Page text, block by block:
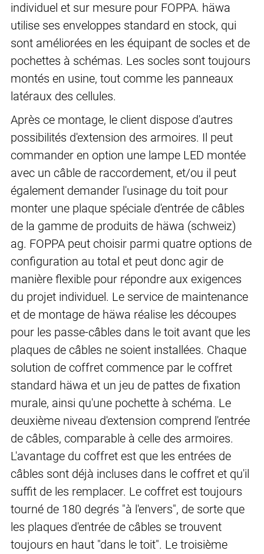
individuel et sur mesure pour FOPPA. häwa
utilise ses enveloppes standard en stock, qui
sont améliorées en les équipant de socles et de
pochettes à schémas. Les socles sont toujours
montés en usine, tout comme les panneaux
latéraux des cellules.
Après ce montage, le client dispose d'autres
possibilités d'extension des armoires. Il peut
commander en option une lampe LED montée
avec un câble de raccordement, et/ou il peut
également demander l'usinage du toit pour
monter une plaque spéciale d'entrée de câbles
de la gamme de produits de häwa (schweiz)
ag. FOPPA peut choisir parmi quatre options de
configuration au total et peut donc agir de
manière flexible pour répondre aux exigences
du projet individuel. Le service de maintenance
et de montage de häwa réalise les découpes
pour les passe-câbles dans le toit avant que les
plaques de câbles ne soient installées. Chaque
solution de coffret commence par le coffret
standard häwa et un jeu de pattes de fixation
murale, ainsi qu'une pochette à schéma. Le
deuxième niveau d'extension comprend l'entrée
de câbles, comparable à celle des armoires.
L'avantage du coffret est que les entrées de
câbles sont déjà incluses dans le coffret et qu'il
suffit de les remplacer. Le coffret est toujours
tourné de 180 degrés "à l'envers", de sorte que
les plaques d'entrée de câbles se trouvent
toujours en haut "dans le toit". Le troisième